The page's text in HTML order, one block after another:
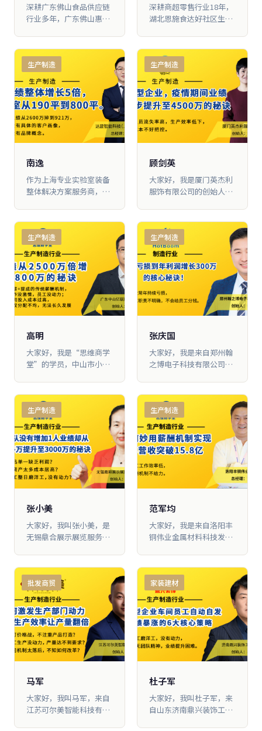
深耕广东佛山食品供应链
行业多年，广东佛山惠锦
链整合全链路发展。作为
大脑营行思维商学堂核心
学员企业，惠锦食品完成
了企业全方位转型升级，
仅两年时间，实现公司年
业绩从1.3亿跨越式增长至
3亿。尤其在市场环境低
迷阶段，突破行业困境，
存，逆势实现业绩翻倍增
长，成为华南地区食品企
业转型突围的标杆案例。
过往，作为传统家族式食
糊、员工动力不足、产品
品类单一、库存积压严
重、市场拓客乏力等行业
共性难题。通过系统化商
业思维升级与落地改革，
公司从组织架构、薪酬机
制、营销PK体系、产品结
构、库存盘活五大维度全
品企业经营困境，实现规
模化、规范化、长效化发
展。以下为惠锦食品完整
可落地的食品企业盈利增
长秘诀。
深耕商超零售行业18年，
湖北恩施食达好社区生鲜
激励机制升级、客户精细
化运营，实现企业跨越式
发展：门店从3家拓展至8
家、年业绩从1700万突破
5000万、团队从78人扩容
至180人。同时成功拓展
线上线下餐饮、多媒体等
全新业务板块，实现传统
本文完整拆解生鲜连锁超
市业绩倍增的全套落地秘
诀，为全国社区生鲜门
店、实体商超从业者提供
生产制造
南逸
作为上海专业实验室装备
整体解决方案服务商，达
实验室安全装备与数字化
升级领域。企业曾遭遇业
绩断崖式下滑，从2600万
元跌至900万元。通过战
略升级、团队重构、营销
迭代三大核心体系落地，
公司实现业绩5倍增长，
办公规模、团队人数全面
装备企业转型升级、长效
增长的实战路径。 大家
好，我是达建智能科技
（上海）有限公司总经理
实验室建设行业多年。创
业发展途中，我曾遭遇行
业通病与企业发展瓶颈：
公司主营单一实验室安全
储存柜产品，市场竞争加
剧、利润持续压缩，业绩
从年销2600多万元骤降至
900多万元，企业发展陷
局，我持续深耕商业系统
思维、框架思维、流量思
维体系，聚焦公司战略、
团队、产品、营销四大核
心板块全面落地改革。经
过系统性迭代升级，公司
实现整体业绩5倍增长，
企业规模全方位扩容：办
公场地从190平米拓展至
800平米，员工团队从15
人扩充至60人，完成了从
单一设备供应商向综合性
数字化实验室解决方案服
务商的跨越式升级。
生产制造
顾剑英
大家好，我是厦门英杰利
服饰有限公司的创始人顾
时苏老师的一句话给我的
触动非常大，他 说：“如
果你没有办法解决员工的
问题，那就说明是老板出
了问题。”那时候我们的
市 场开发很难做，我一直
认为是产品太高端的原
因，学习之后我才发现是
是机制没用对。
生产制造
高明
大家好，我是“思维商学
堂”的学员，中山市小榄
学习只有一年多的时间，
就赶上了疫情。但是在疫
情这个非常时 期，我们还
是把业绩从每年2500万做
到每年4800万元，实现了
近一倍的增长。接下来，
我就分享一下我们亿联照
明成长的秘诀。
生产制造
张庆国
大家好，我是来自郑州翰
之博电子科技有限公司的
来大脑营行之前，我曾经
学过很多课程，学习的时
候非常兴奋，但是 回去落
地的时候却不知道该从何
做起。直到我走入大脑营
行的《商业思维》课堂之
后才 发现，就像苏老师讲
的，经营一个企业应该通
维度进行打造， 由此我才
找到了一条落地的路径。
生产制造
张小美
大家好，我叫张小美，是
无锡鼎合展示展览服务有
都忙得焦头烂额，身心疲
惫。2018年3月份，来到
大脑营行学习之 后，我通
过对公司组织架构和各项
机制的优化调整，让我们
的业绩从原来每年900多
万 增长到现在的每年3000
多万元，最关键的是公司
是依靠公司的 老团队做到
的。下面，我就跟大家分
享一下我们的做法。
生产制造
范军均
大家好，我是来自洛阳丰
铜伟业金属材料科技发展
属的加工制造及铜工艺品
的研发制造。 我是从2016
年3月份开始进入到大脑
营行学习的。学习之后，
我们主要在公司落 地薪酬
机制和PK机制两大板块，
只用3年时间，我们的业
绩从3.7亿增长到15.8亿，
面，我向大家介绍一下我
们具体的操作过程。
批发商贸
马军
大家好，我叫马军，来自
江苏可尔美智能科技有限
家装建材
杜子军
大家好，我叫杜子军，来
自山东济南鼎兴装饰工程